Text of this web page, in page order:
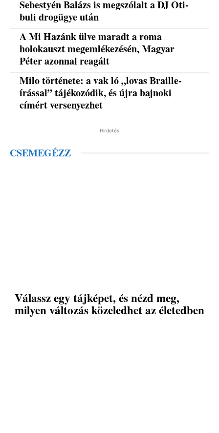
Sebestyén Balázs is megszólalt a DJ Oti-
buli drogügye után
A Mi Hazánk ülve maradt a roma
holokauszt megemlékezésén, Magyar
Péter azonnal reagált
Milo története: a vak ló „lovas Braille-
írással” tájékozódik, és újra bajnoki
címért versenyezhet
Hirdetés
CSEMEGÉZZ
Válassz egy tájképet, és nézd meg,
milyen változás közeledhet az életedben